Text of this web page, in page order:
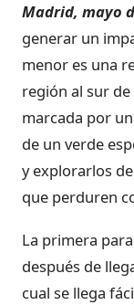
Madrid, mayo
generar un
menor es una
región al sur
marcada por
de un verde
y explorarlos
que perduren
La primera
después de
cual se llega